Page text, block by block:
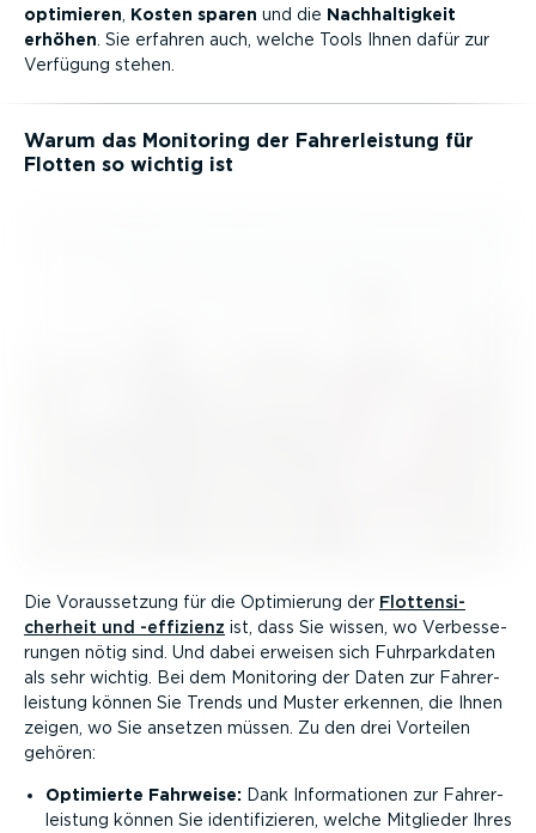
optimieren Kosten sparen und die Nachhal­tigkeit
erhöhen . Sie erfahren auch, welche Tools Ihnen dafür zur
Verfügung stehen.
Warum das Monitoring der Fahrer­leistung für
Flotten so wichtig ist
Die Voraus­setzung für die Optimierung der Flotten­si­
cherheit und -effizienz ist, dass Sie wissen, wo Verbes­se­
rungen nötig sind. Und dabei erweisen sich Fuhrpark­daten
als sehr wichtig. Bei dem Monitoring der Daten zur Fahrer­
leistung können Sie Trends und Muster erkennen, die Ihnen
zeigen, wo Sie ansetzen müssen. Zu den drei Vorteilen
gehören:
Optimierte Fahrweise:Dank Infor­ma­tionen zur Fahrer­
leistung können Sie identi­fi­zieren, welche Mitglieder Ihres